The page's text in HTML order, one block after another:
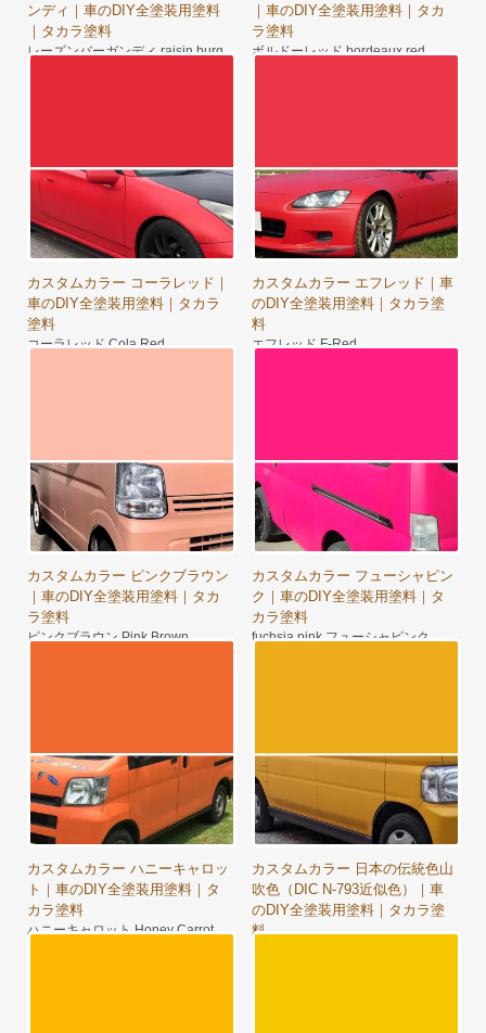
ンディ｜車のDIY全塗装用塗料
｜タカラ塗料
レーズンバーガンディ raisin burg
｜車のDIY全塗装用塗料｜タカ
ラ塗料
ボルドーレッド bordeaux red
カスタムカラー コーラレッド｜
車のDIY全塗装用塗料｜タカラ
塗料
コーラレッド Cola Red
カスタムカラー エフレッド｜車
のDIY全塗装用塗料｜タカラ塗
料
エフレッド F-Red
カスタムカラー ピンクブラウン
｜車のDIY全塗装用塗料｜タカ
ラ塗料
ピンクブラウン Pink Brown
カスタムカラー フューシャピン
ク｜車のDIY全塗装用塗料｜タ
カラ塗料
fuchsia pink フューシャピンク
カスタムカラー ハニーキャロッ
ト｜車のDIY全塗装用塗料｜タ
カラ塗料
ハニーキャロット Honey Carrot
カスタムカラー 日本の伝統色山
吹色（DIC N-793近似色）｜車
のDIY全塗装用塗料｜タカラ塗
料